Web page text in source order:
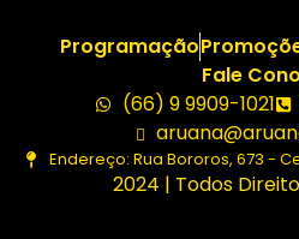
Programação
Fale
(66) 9 9909-1021
Endereço: Rua Bororos, 673 -
2024 | Todos